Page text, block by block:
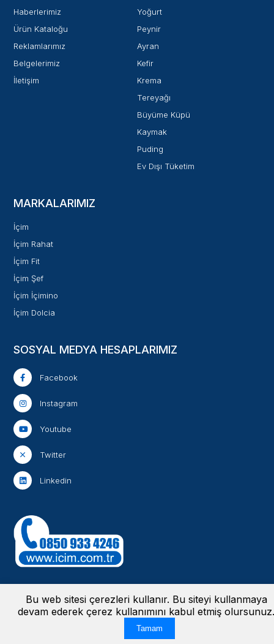
Bu web sitesi çerezleri kullanır. Bu siteyi kullanmaya
devam ederek çerez kullanımını kabul etmiş olursunuz.
Tamam
Haberlerimiz
Ürün Kataloğu
Reklamlarımız
Belgelerimiz
İletişim
Yoğurt
Peynir
Ayran
Kefir
Krema
Tereyağı
Büyüme Küpü
Kaymak
Puding
Ev Dışı Tüketim
MARKALARIMIZ
İçim
İçim Rahat
İçim Fit
İçim Şef
İçim İçimino
İçim Dolcia
SOSYAL MEDYA HESAPLARIMIZ
Facebook
Instagram
Youtube
Twitter
Linkedin
Aydınlatma Metinleri- Bilgi Güvenliği Politikası-Bilgi Toplumu Hizmetleri
tarafından yapılmıştır.